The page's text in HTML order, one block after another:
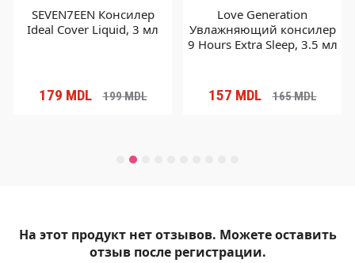
SEVEN7EEN Консилер
Ideal Cover Liquid, 3 мл
179MDL 199MDL
Love Generation
Увлажняющий консилер
9 Hours Extra Sleep, 3.5 мл
157MDL 165MDL
На этот продукт нет отзывов. Можете оставить
отзыв после регистрации.